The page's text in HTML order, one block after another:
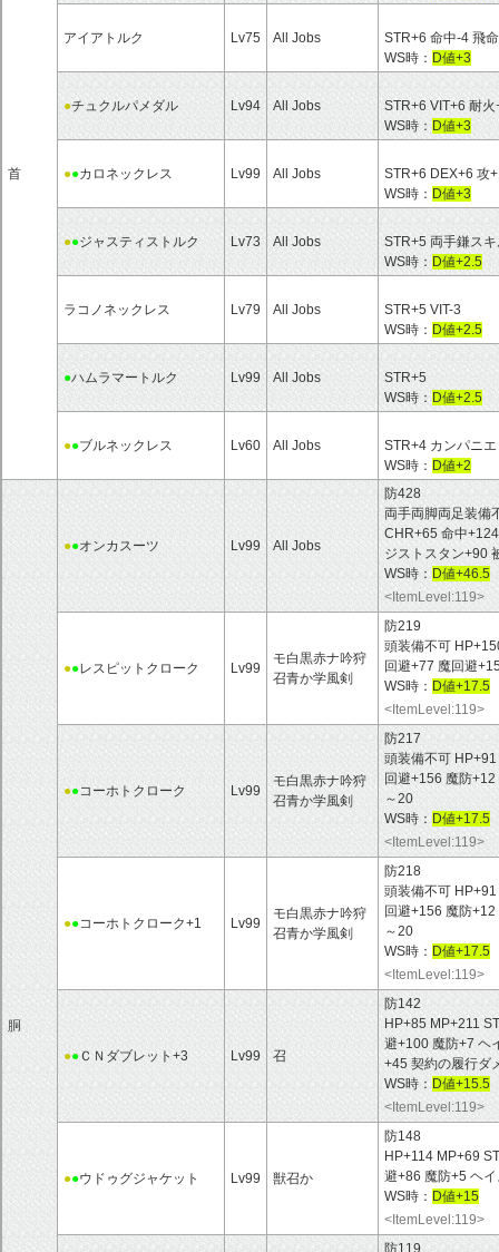
首
アイアトルク Lv75 All Jobs
STR+6 命中-4 飛
WS時： D値+3
●チュクルパメダル Lv94 All Jobs
STR+6 VIT+6 耐
WS時： D値+3
●●カロネックレス Lv99 All Jobs
STR+6 DEX+6 攻
WS時： D値+3
●●ジャスティストルク Lv73 All Jobs
STR+5 両手鎌ス
WS時： D値+2.5
ラコノネックレス Lv79 All Jobs
STR+5 VIT-3
WS時： D値+2.5
●ハムラマートルク Lv99 All Jobs
STR+5
WS時： D値+2.5
●●ブルネックレス Lv60 All Jobs
STR+4 カンパニ
WS時： D値+2
胴
●●オンカスーツ Lv99 All Jobs
防428
両手両脚両足装備
CHR+65 命中
ジストスタン+90
WS時： D値+46.5
<ItemLevel:119>
●●レスピットクローク Lv99
モ白黒赤ナ吟狩
召青か学風剣
防219
頭装備不可
回避+77 魔回避
WS時： D値+17.5
<ItemLevel:119>
●●コーホトクローク Lv99
モ白黒赤ナ吟狩
召青か学風剣
防217
頭装備不可
回避+156 魔防
～20
WS時： D値+17.5
<ItemLevel:119>
●●コーホトクローク+1 Lv99
モ白黒赤ナ吟狩
召青か学風剣
防218
頭装備不可
回避+156 魔防
～20
WS時： D値+17.5
<ItemLevel:119>
●●ＣＮダブレット+3 Lv99 召
防142
HP+85 MP+211
避+100 魔防+7 ヘ
+45 契約の履行ダ
WS時： D値+15.5
<ItemLevel:119>
●●ウドゥグジャケット Lv99 獣召か
防148
HP+114 MP+69
避+86 魔防+5 ヘ
WS時： D値+15
<ItemLevel:119>